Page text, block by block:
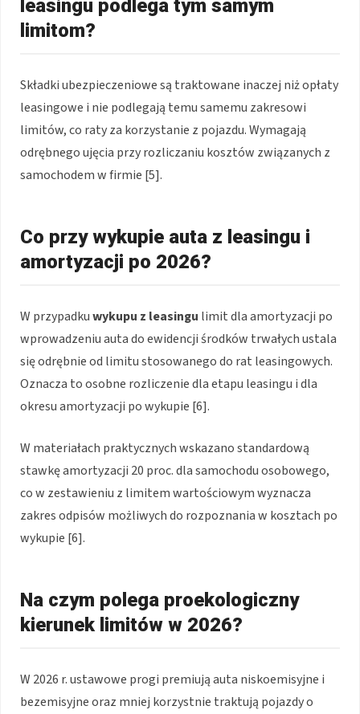
leasingu podlega tym samym
limitom?
Składki ubezpieczeniowe są traktowane inaczej niż opłaty
leasingowe i nie podlegają temu samemu zakresowi
limitów, co raty za korzystanie z pojazdu. Wymagają
odrębnego ujęcia przy rozliczaniu kosztów związanych z
samochodem w firmie [5].
Co przy wykupie auta z leasingu i
amortyzacji po 2026?
W przypadkuwykupu z leasingu limit dla amortyzacji po
wprowadzeniu auta do ewidencji środków trwałych ustala
się odrębnie od limitu stosowanego do rat leasingowych.
Oznacza to osobne rozliczenie dla etapu leasingu i dla
okresu amortyzacji po wykupie [6].
W materiałach praktycznych wskazano standardową
stawkę amortyzacji 20 proc. dla samochodu osobowego,
co w zestawieniu z limitem wartościowym wyznacza
zakres odpisów możliwych do rozpoznania w kosztach po
wykupie [6].
Na czym polega proekologiczny
kierunek limitów w 2026?
W 2026 r. ustawowe progi premiują auta niskoemisyjne i
bezemisyjne oraz mniej korzystnie traktują pojazdy o